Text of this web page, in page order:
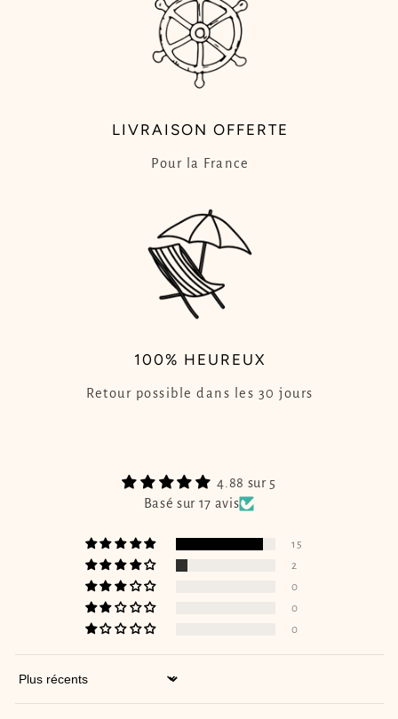
LIVRAISON OFFERTE
Pour la France
100% HEUREUX
Retour possible dans les 30 jours
4.88 sur 5
Basé sur 17 avis
15
2
0
0
0
Sort by